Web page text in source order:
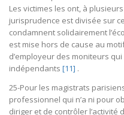
Les victimes les ont, à
jurisprudence est divisée sur
condamnent solidairement
est mise hors de cause au
d’employeur des moniteurs
indépendants [11] .
25-Pour les magistrats
professionnel qui n’a ni pour
diriger et de contrôler